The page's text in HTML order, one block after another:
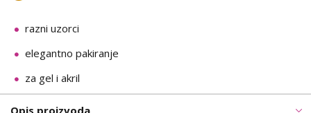
razni uzorci
elegantno pakiranje
za gel i akril
Opis proizvoda